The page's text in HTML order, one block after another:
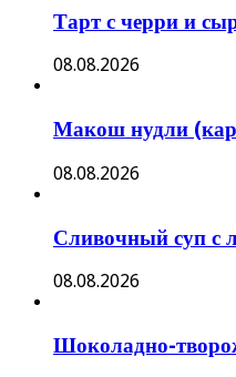
Тарт с черри и
08.08.2026
Макош нудли
08.08.2026
Сливочный суп с
08.08.2026
Шоколадно-